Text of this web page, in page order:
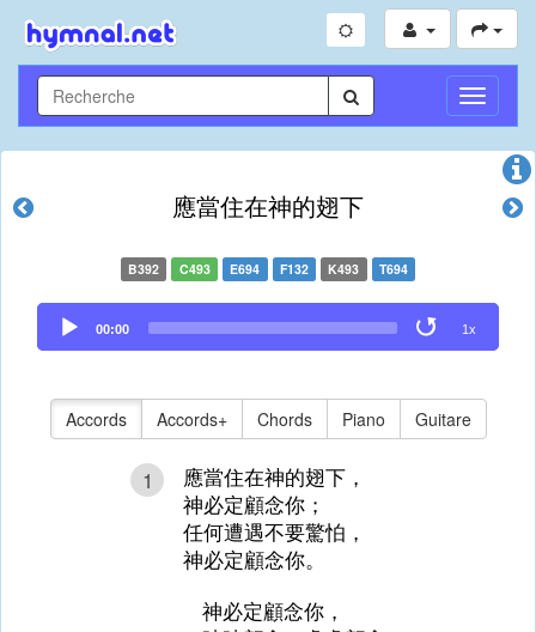
Toggle
應當住在神的翅下
B392 C493 E694 F132 K493 T694
Audio
Player
00:00 1x
Accords Accords+ Chords Piano Guitare
1
應當住在神的翅下，
神必定顧念你；
任何遭遇不要驚怕，
神必定顧念你。
神必定顧念你，